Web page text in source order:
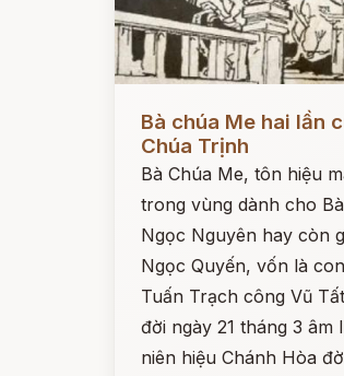
Bà chúa Me hai lần
Chúa Trịnh
Bà Chúa Me, tôn hiệu
trong vùng dành cho
Ngọc Nguyên hay còn
Ngọc Quyến, vốn là
Tuấn Trạch công Vũ
đời ngày 21 tháng 3 âm
niên hiệu Chánh Hòa